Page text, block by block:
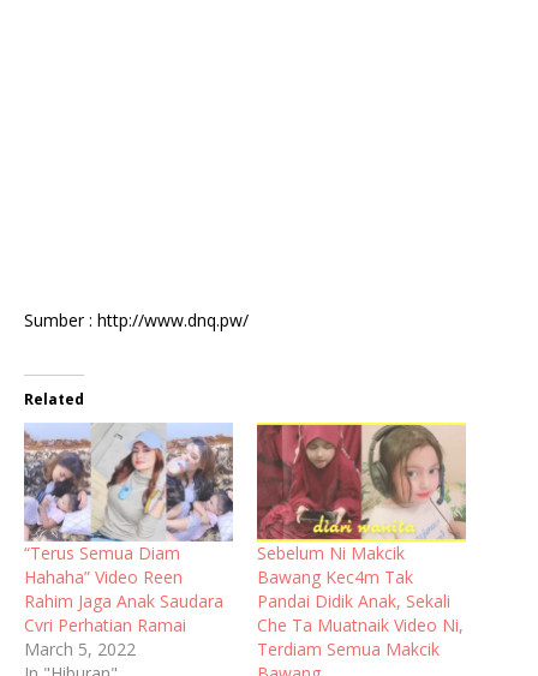
Sumber : http://www.dnq.pw/
Related
“Terus Semua Diam
Hahaha” Video Reen
Rahim Jaga Anak Saudara
Cvri Perhatian Ramai
March 5, 2022
Sebelum Ni Makcik
Bawang Kec4m Tak
Pandai Didik Anak, Sekali
Che Ta Muatnaik Video Ni,
Terdiam Semua Makcik